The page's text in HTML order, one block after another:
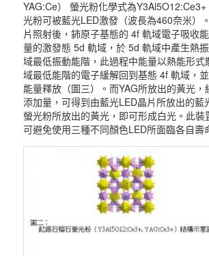
YAG:Ce） 螢光粉化學式為
光粉可被藍光LED激發（波長為460奈米）
片照射後，鈰原子基態的 4f 軌域電子吸收
量的激發態 5d 軌域，於 5d 軌域中產生熱
域最低振動能階，此過程中能量以熱能形
域最低能階的電子緩解回到基態 4f 軌域，
能量釋放（圖三）。而YAG所放出的黃光
添加量，可得到由藍光LED晶片所放出的藍
螢光粉所放出的黃光，即可形成白光。此裝
可避免使用三種不同顏色LED所面臨各自壽